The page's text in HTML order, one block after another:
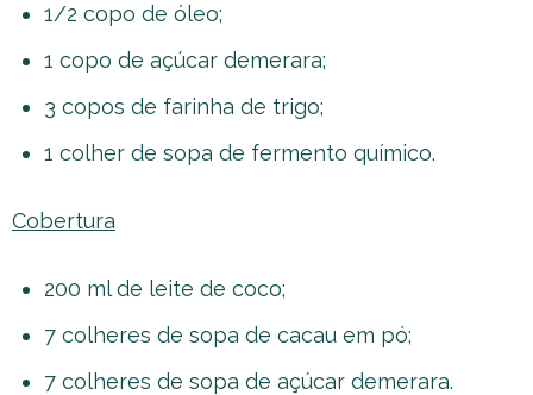
1/2 copo de óleo;
1 copo de açúcar demerara;
3 copos de farinha de trigo;
1 colher de sopa de fermento químico.
Cobertura
200 ml de leite de coco;
7 colheres de sopa de cacau em pó;
7 colheres de sopa de açúcar demerara.